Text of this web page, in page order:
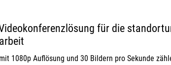
für die
1080p Auflösung und 30 Bildern pro Sekunde